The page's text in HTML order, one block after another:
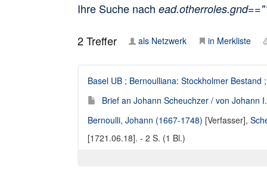
Ihre Suche nach
2Treffer als Netzwerk in Merkliste
Basel UB ; Bernoulliana: Stockholmer Bestand
Brief an Johann Scheuchzer / von Johann
Bernoulli, Johann (1667-1748) [Verfasser],
[1721.06.18]. - 2 S. (1 Bl.)